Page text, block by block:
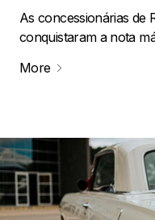
As concessionárias de
conquistaram a nota
More